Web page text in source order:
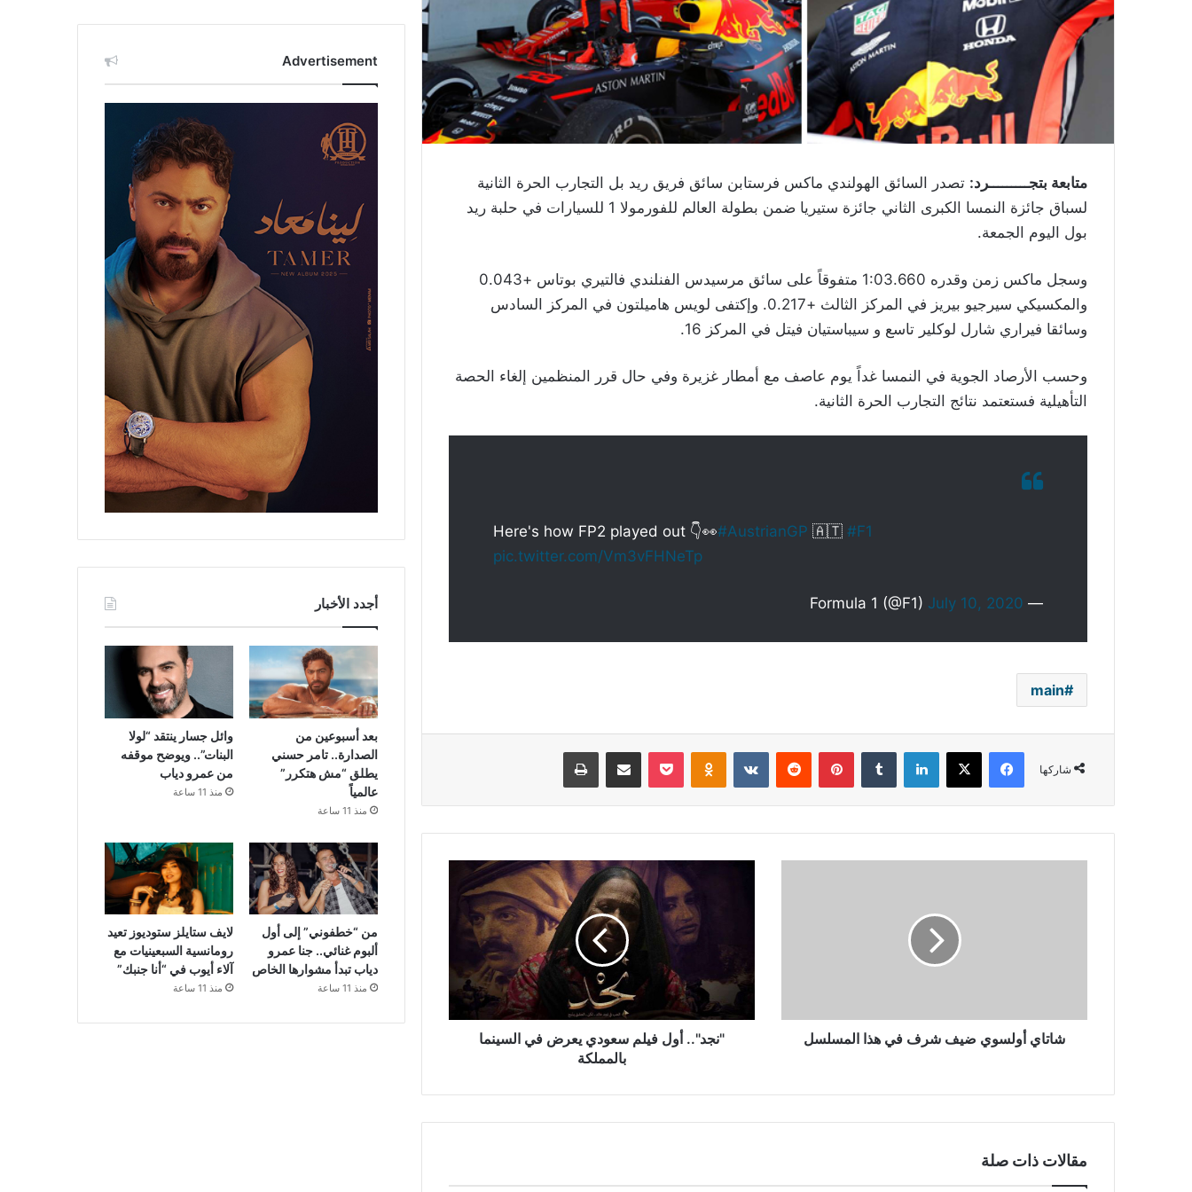
متابعة بتجـــــــــرد: تصدر السائق الهولندي ماكس فرستابن سائق فريق ريد بل التجارب الحرة الثانية
لسباق جائزة النمسا الكبرى الثاني جائزة ستيريا ضمن بطولة العالم للفورمولا 1 للسيارات في حلبة ريد
بول اليوم الجمعة.
وسجل ماكس زمن وقدره 1:03.660 متفوقاً على سائق مرسيدس الفنلندي فالتيري بوتاس +0.043
والمكسيكي سيرجيو بيريز في المركز الثالث +0.217. وإكتفى لويس هاميلتون في المركز السادس
وسائقا فيراري شارل لوكلير تاسع و سيباستيان فيتل في المركز 16.
وحسب الأرصاد الجوية في النمسا غداً يوم عاصف مع أمطار غزيرة وفي حال قرر المنظمين إلغاء الحصة
التأهيلية فستعتمد نتائج التجارب الحرة الثانية.
Here's how FP2 played out 👇👀#AustrianGP 🇦🇹 #F1
pic.twitter.com/Vm3vFHNeTp
— Formula 1 (@F1)
July 10, 2020
main
شاركها
فيسبوك ‫X لينكدإن بينتيريست Odnoklassniki
‫Pocket مشاركة عبر البريد طباعة
شاتاي أولسوي ضيف شرف في هذا المسلسل
السينما
بالمملكة
"نجد".. أول فيلم سعودي يعرض في السينما
بالمملكة
مقالات ذات صلة
Advertisement
أجدد الأخبار
بعد أسبوعين من
الصدارة.. تامر حسني
يطلق “مش هتكرر”
عالمياً
منذ 11 ساعة
وائل جسار ينتقد “لولا
البنات”.. ويوضح موقفه
من عمرو دياب
منذ 11 ساعة
من “خطفوني” إلى أول
ألبوم غنائي.. جنا عمرو
دياب تبدأ مشوارها الخاص
منذ 11 ساعة
لايف ستايلز ستوديوز تعيد
رومانسية السبعينيات مع
آلاء أيوب في “أنا جنبك”
منذ 11 ساعة